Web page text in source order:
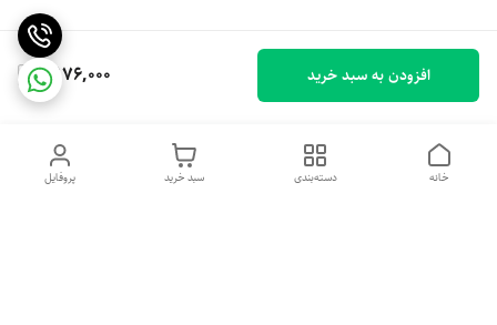
2,176,000 افزودن به سبد خرید
پروفایل سبد خرید دسته‌بندی خانه